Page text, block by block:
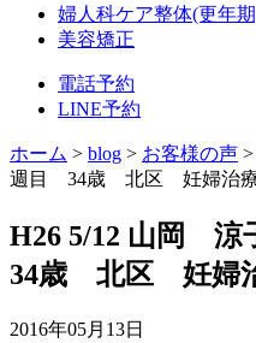
婦人科ケア整体(更年
美容矯正
電話予約
LINE予約
ホーム > blog > お客様の声 >
週目 34歳 北区 妊婦治
H26 5/12 山岡
34歳 北区 妊婦
2016年05月13日